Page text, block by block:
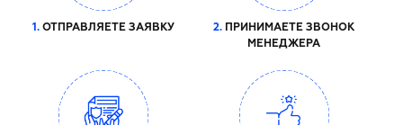
1. ОТПРАВЛЯЕТЕ ЗАЯВКУ 2. ПРИНИМАЕТЕ ЗВОНОК
МЕНЕДЖЕРА